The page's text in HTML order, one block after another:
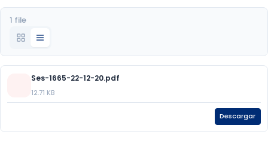
1 file
Ses-1665-22-12-20.pdf
12.71 KB
Descargar